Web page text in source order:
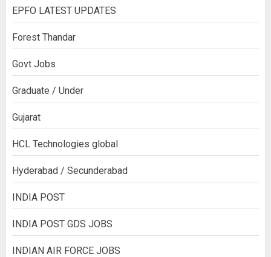
EPFO LATEST UPDATES
Forest Thandar
Govt Jobs
Graduate / Under
Gujarat
HCL Technologies global
Hyderabad / Secunderabad
INDIA POST
INDIA POST GDS JOBS
INDIAN AIR FORCE JOBS